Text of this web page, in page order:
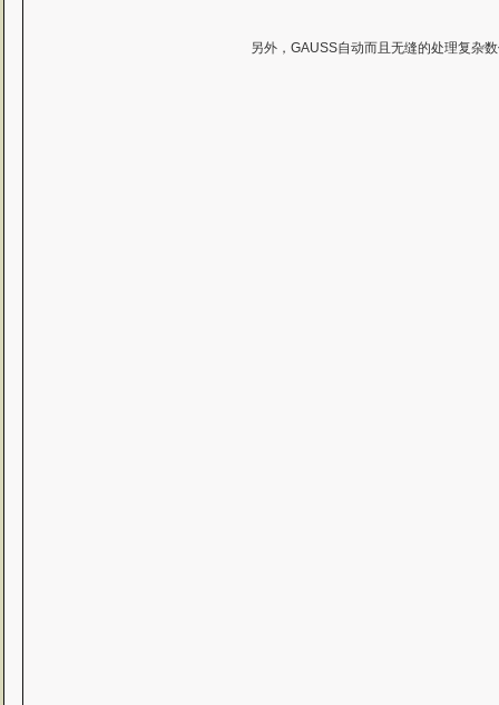
另外，GAUSS自动而且无缝的处理复杂